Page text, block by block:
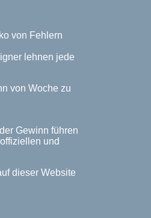
von Fehlern
lehnen jede
von Woche zu
Gewinn führen
und
dieser Website